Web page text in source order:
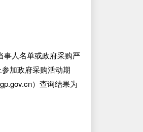
事人名单或政府采购严
加政府采购活动期
）查询结果为